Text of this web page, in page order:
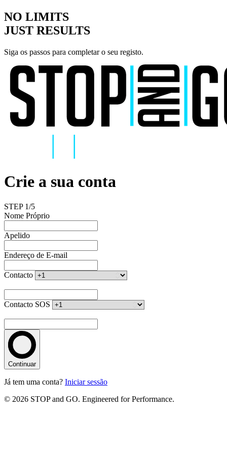
NO LIMITS
JUST RESULTS
Siga os passos para completar o seu registo.
Crie a sua conta
STEP 1/5
Nome Próprio
Apelido
Endereço de E-mail
Contacto
Contacto SOS
Continuar
Já tem uma conta? Iniciar sessão
© 2026 STOP and GO. Engineered for Performance.